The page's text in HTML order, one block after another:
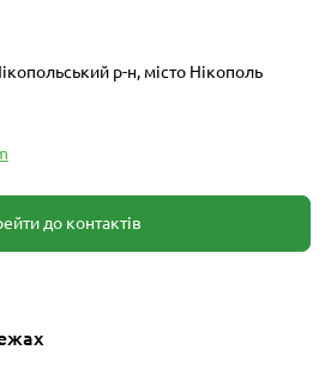
р-н, місто Нікополь
до контактів